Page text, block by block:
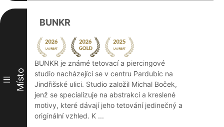
III Místo
BUNKR
BUNKR je známé tetovací a piercingové
studio nacházející se v centru Pardubic na
Jindřišské ulici. Studio založil Michal Boček,
jenž se specializuje na abstrakci a kreslené
motivy, které dávají jeho tetování jedinečný a
originální vzhled. K ...